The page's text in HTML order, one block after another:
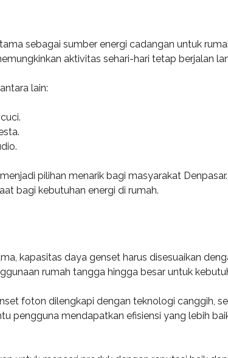
sebagai sumber energi cadangan untuk
aktivitas sehari-hari tetap berjalan
lain:
pilihan menarik bagi masyarakat
bagi kebutuhan energi di rumah.
kapasitas daya genset harus disesuaikan
rumah tangga hingga besar untuk
foton dilengkapi dengan teknologi canggih,
pengguna mendapatkan efisiensi yang lebih